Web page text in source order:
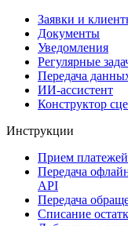
Заявки и
Документы
Уведомления
Регулярные
Передача
ИИ-ассистент
Конструктор
Инструкции
Прием платежей
Передача
API
Передача
Списание